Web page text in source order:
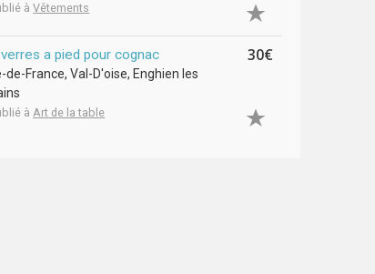
àVêtements
a pied pour cognac
de-France, Val-D'oise, Enghien les
àArt de la table
30€